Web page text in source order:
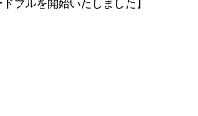
ブルを開始いたしました】